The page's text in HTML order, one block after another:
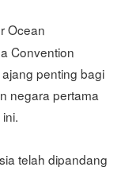
Ocean
Convention
penting bagi
negara pertama
telah dipandang